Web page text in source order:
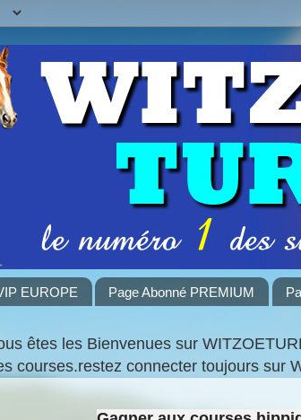
EUROPE Page Abonné PREMIUM
êtes les Bienvenues sur
courses.restez connecter toujours sur